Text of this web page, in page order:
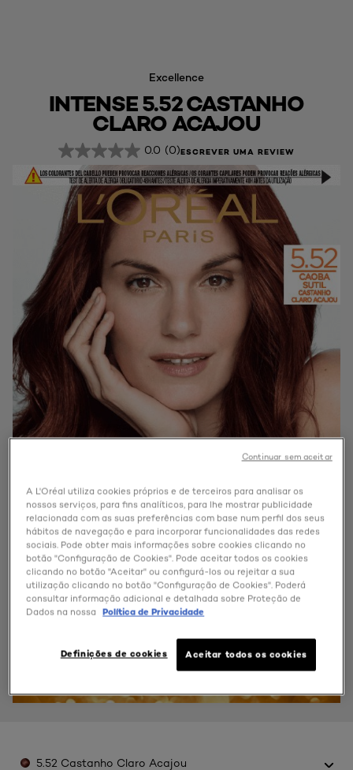
Excellence
INTENSE 5.52 CASTANHO
CLARO ACAJOU
0.0 (0)ESCREVER UMA REVIEW
Color5.52 Castanho Claro Acajou
A L'Oréal utiliza cookies próprios e de terceiros para analisar os
nossos serviços, para fins analíticos, para lhe mostrar publicidade
relacionada com as suas preferências com base num perfil dos seus
hábitos de navegação e para incorporar funcionalidades das redes
sociais. Pode obter mais informações sobre cookies clicando no
botão "Configuração de Cookies". Pode aceitar todos os cookies
clicando no botão "Aceitar" ou configurá-los ou rejeitar a sua
utilização clicando no botão "Configuração de Cookies". Poderá
consultar informação adicional e detalhada sobre Proteção de
Dados na nossa
Política de Privacidade
Definições de cookies Aceitar todos os cookies
Continuar sem aceitar